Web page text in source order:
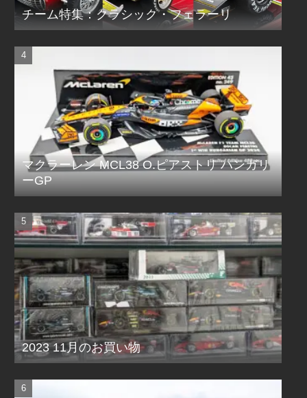
チーム特集：クラシック・フェラーリ
マクラーレン MCL38 O.ピアストリ ハンガリ
ーGP
2023 11月のお買い物